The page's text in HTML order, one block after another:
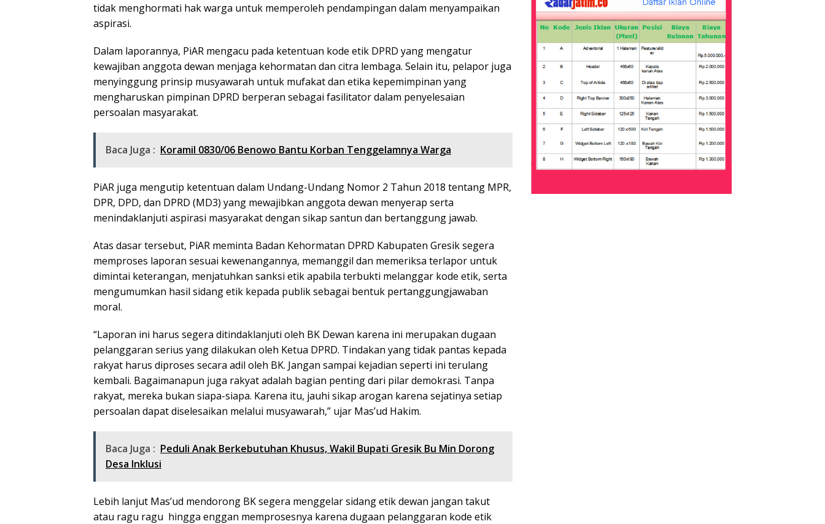
tidak menghormati hak warga untuk memperoleh pendampingan dalam menyampaikan
aspirasi.
Dalam laporannya, PiAR mengacu pada ketentuan kode etik DPRD yang mengatur
kewajiban anggota dewan menjaga kehormatan dan citra lembaga. Selain itu, pelapor juga
menyinggung prinsip musyawarah untuk mufakat dan etika kepemimpinan yang
mengharuskan pimpinan DPRD berperan sebagai fasilitator dalam penyelesaian
persoalan masyarakat.
Baca Juga : Koramil 0830/06 Benowo Bantu Korban Tenggelamnya Warga
PiAR juga mengutip ketentuan dalam Undang-Undang Nomor 2 Tahun 2018 tentang MPR,
DPR, DPD, dan DPRD (MD3) yang mewajibkan anggota dewan menyerap serta
menindaklanjuti aspirasi masyarakat dengan sikap santun dan bertanggung jawab.
Atas dasar tersebut, PiAR meminta Badan Kehormatan DPRD Kabupaten Gresik segera
memproses laporan sesuai kewenangannya, memanggil dan memeriksa terlapor untuk
dimintai keterangan, menjatuhkan sanksi etik apabila terbukti melanggar kode etik, serta
mengumumkan hasil sidang etik kepada publik sebagai bentuk pertanggungjawaban
moral.
“Laporan ini harus segera ditindaklanjuti oleh BK Dewan karena ini merupakan dugaan
pelanggaran serius yang dilakukan oleh Ketua DPRD. Tindakan yang tidak pantas kepada
rakyat harus diproses secara adil oleh BK. Jangan sampai kejadian seperti ini terulang
kembali. Bagaimanapun juga rakyat adalah bagian penting dari pilar demokrasi. Tanpa
rakyat, mereka bukan siapa-siapa. Karena itu, jauhi sikap arogan karena sejatinya setiap
persoalan dapat diselesaikan melalui musyawarah,” ujar Mas’ud Hakim.
Baca Juga : Peduli Anak Berkebutuhan Khusus, Wakil Bupati Gresik Bu Min Dorong
Desa Inklusi
Lebih lanjut Mas’ud mendorong BK segera menggelar sidang etik dewan jangan takut
atau ragu ragu hingga enggan memprosesnya karena dugaan pelanggaran kode etik